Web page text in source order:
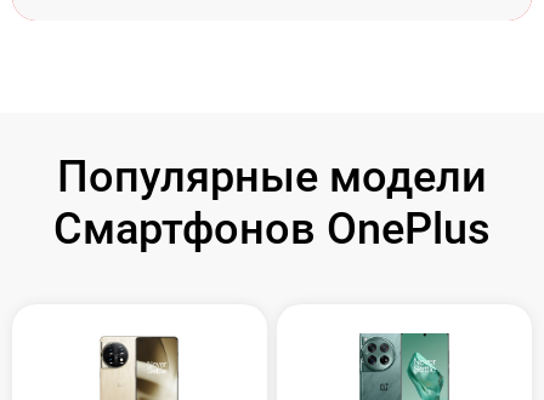
Популярные модели
Смартфонов OnePlus